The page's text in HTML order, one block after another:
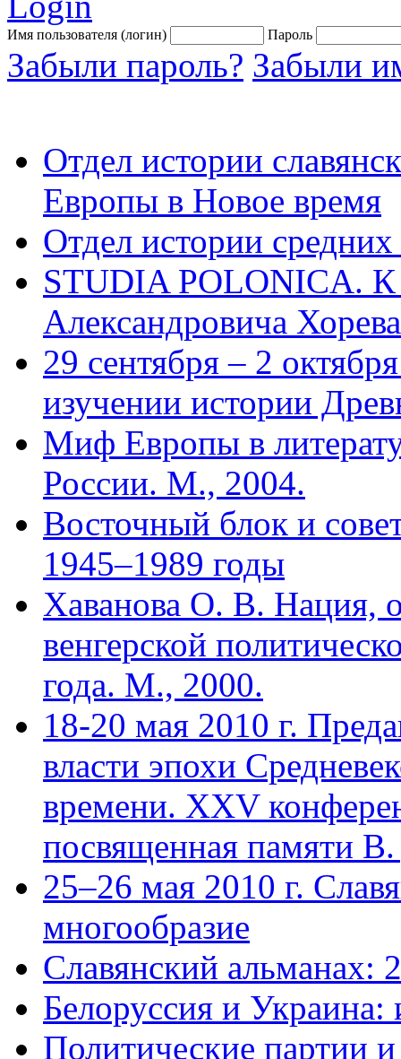
Имя пользователя (логин) Пароль
Забыли пароль? Забыли
Отдел истории
Европы в Новое время
Отдел истории средних
STUDIA POLONICA. К
Александровича
29 сентября – 2
изучении истории
Миф Европы в
России. М., 2004.
Восточный блок и
1945–1989 годы
Хаванова О. В. Нация,
венгерской
года. М., 2000.
18-20 мая 2010 г.
власти эпохи
времени. ХХV
посвященная памяти
25–26 мая 2010 г.
многообразие
Славянский альманах:
Белоруссия и Украина:
Политические партии